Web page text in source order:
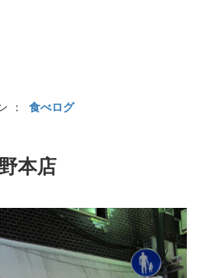
： 食べログ
本店